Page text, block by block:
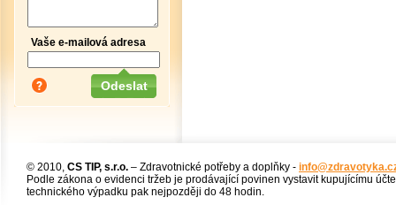
Vaše e-mailová adresa
© 2010, CS TIP, s.r.o. – Zdravotnické potřeby a doplňky -
Podle zákona o evidenci tržeb je prodávající povinen vystavit kupujícímu
technického výpadku pak nejpozději do 48 hodin.